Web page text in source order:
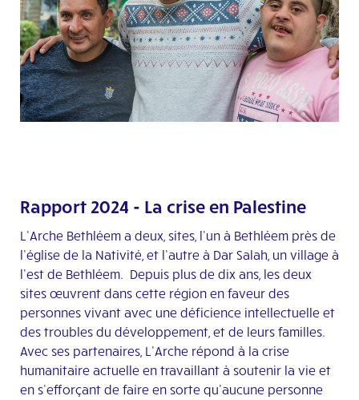
Rapport 2024 - La crise en Palestine
L’Arche Bethléem a deux, sites, l’un à Bethléem près de
l’église de la Nativité, et l’autre à Dar Salah, un village à
l’est de Bethléem. Depuis plus de dix ans, les deux
sites œuvrent dans cette région en faveur des
personnes vivant avec une déficience intellectuelle et
des troubles du développement, et de leurs familles.
Avec ses partenaires, L’Arche répond à la crise
humanitaire actuelle en travaillant à soutenir la vie et
en s’efforçant de faire en sorte qu’aucune personne